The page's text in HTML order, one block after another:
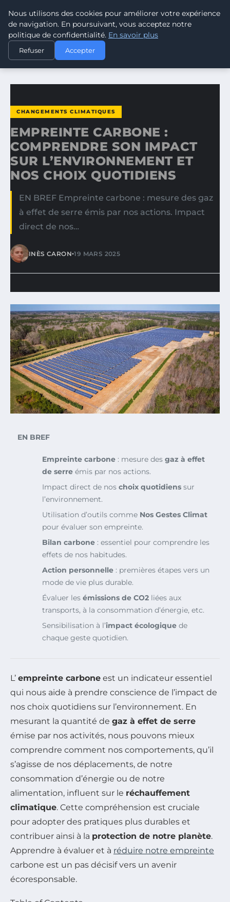
CLIMATE GUARDIAN
ACCUEIL
CHANGEMENTS CLIMATIQUES
EMPREINTE CARBONE : COMPRENDRE SON IMPACT SUR…
CHANGEMENTS CLIMATIQUES
EMPREINTE CARBONE :
COMPRENDRE SON IMPACT
SUR L’ENVIRONNEMENT ET
NOS CHOIX QUOTIDIENS
EN BREF Empreinte carbone : mesure des gaz
à effet de serre émis par nos actions. Impact
direct de nos…
INÈS CARON•19 MARS 2025
EN BREF
Empreinte carbone : mesure des gaz à effet
de serre émis par nos actions.
Impact direct de nos choix quotidiens sur
l’environnement.
Utilisation d’outils comme Nos Gestes Climat
pour évaluer son empreinte.
Bilan carbone : essentiel pour comprendre les
effets de nos habitudes.
Action personnelle : premières étapes vers un
mode de vie plus durable.
Évaluer les émissions de CO2 liées aux
transports, à la consommation d’énergie, etc.
Sensibilisation à l’impact écologique de
chaque geste quotidien.
L’ empreinte carbone est un indicateur essentiel
qui nous aide à prendre conscience de l’impact de
nos choix quotidiens sur l’environnement. En
mesurant la quantité de gaz à effet de serre
émise par nos activités, nous pouvons mieux
comprendre comment nos comportements, qu’il
s’agisse de nos déplacements, de notre
consommation d’énergie ou de notre
alimentation, influent sur le réchauffement
climatique. Cette compréhension est cruciale
pour adopter des pratiques plus durables et
contribuer ainsi à la protection de notre planète.
Apprendre à évaluer et à réduire notre empreinte
carbone est un pas décisif vers un avenir
écoresponsable.
Nous utilisons des cookies pour améliorer votre expérience
de navigation. En poursuivant, vous acceptez notre
politique de confidentialité. En savoir plus
Refuser Accepter